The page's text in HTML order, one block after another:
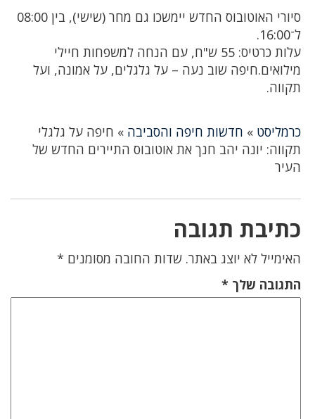
סיורי האוטובוס החדש יימשכו גם מחר (שישי), בין 08:00
ל־16:00.
עלות כרטיס: 55 ש"ח, עם הנחה למשפחות חיילי
מילואים.חיפה שוב נעה – על גלגלים, על אמונה, ועל
תקווה.
כרמליסט » חדשות חיפה והסביבה » חיפה על גלגלי
תקווה: יונה יהב חנך את אוטובוס התיירים החדש של
העיר
כתיבת תגובה
האימייל לא יוצג באתר. שדות החובה מסומנים *
התגובה שלך *